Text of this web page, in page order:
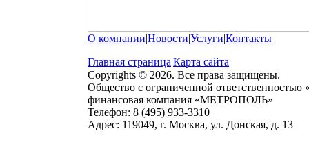
О компании|Новости|Услуги|Контакты
Главная страница|Карта сайта|
Copyrights © 2026. Все права защищены.
Общество с ограниченной ответственностью
финансовая компания «МЕТРОПОЛЬ»
Телефон: 8 (495) 933-3310
Адрес: 119049, г. Москва, ул. Донская, д. 13